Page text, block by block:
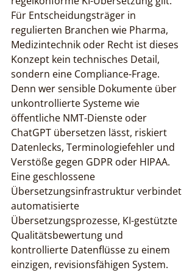
Für Entscheidungsträger in
regulierten Branchen wie Pharma,
Medizintechnik oder Recht ist dieses
Konzept kein technisches Detail,
sondern eine Compliance-Frage.
Denn wer sensible Dokumente über
unkontrollierte Systeme wie
öffentliche NMT-Dienste oder
ChatGPT übersetzen lässt, riskiert
Datenlecks, Terminologiefehler und
Verstöße gegen GDPR oder HIPAA.
Eine geschlossene
Übersetzungsinfrastruktur verbindet
automatisierte
Übersetzungsprozesse, KI-gestützte
Qualitätsbewertung und
kontrollierte Datenflüsse zu einem
einzigen, revisionsfähigen System.